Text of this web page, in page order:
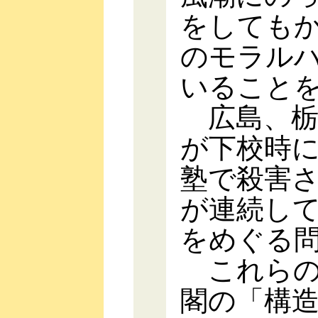
をしても
のモラル
いること
広島、
が下校時
塾で殺害
が連続し
をめぐる
これら
閣の「構